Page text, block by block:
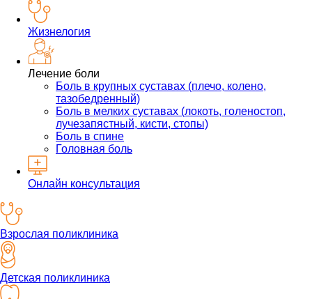
Жизнелогия
Лечение боли
Боль в крупных суставах (плечо, колено,
тазобедренный)
Боль в мелких суставах (локоть, голеностоп,
лучезапястный, кисти, стопы)
Боль в спине
Головная боль
Онлайн консультация
Взрослая поликлиника
Детская поликлиника